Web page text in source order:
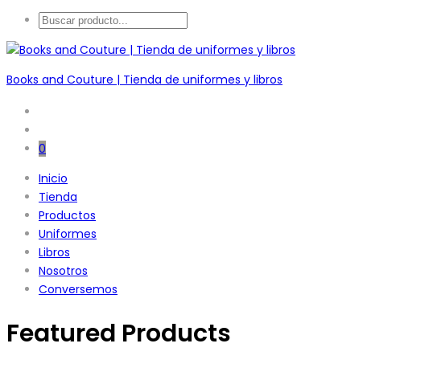
Books and Couture | Tienda de uniformes y libros
0
Inicio
Tienda
Productos
Uniformes
Libros
Nosotros
Conversemos
Featured Products